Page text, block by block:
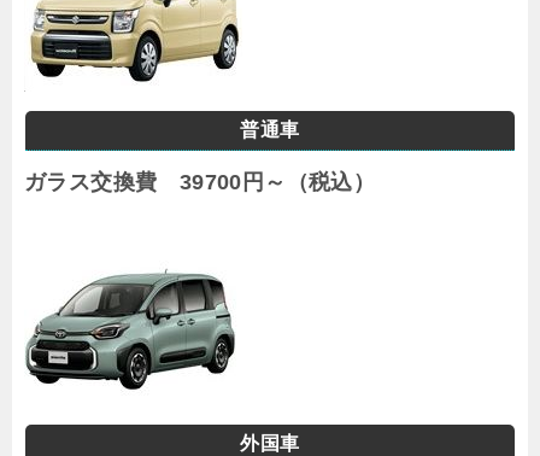
普通車
ガラス交換費 39700円～（税込）
外国車